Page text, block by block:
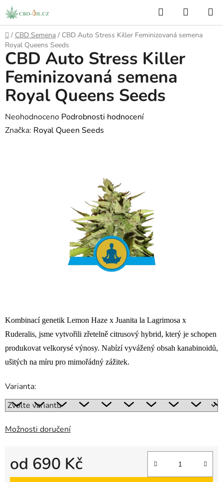
Přejít
na
obsah
Hledat
KOŠÍK
Domů
/ CBD Semena / CBD Auto Stress Killer Feminizovaná semena
Royal Queens Seeds
Kombinací genetik Lemon Haze x Juanita la Lagrimosa x
Ruderalis, jsme vytvořili zřetelně citrusový hybrid, který je schopen
produkovat velkorysé výnosy. Nabízí vyvážený obsah kanabinoidů,
ušitých na míru pro mimořádný zážitek.
Varianta:
Možnosti doručení
od 690 Kč
Měrná cena:
CBD Auto Stress Killer
Feminizovaná semena
Royal Queens Seeds
Průměrné
hodnocení
Neohodnoceno Podrobnosti hodnocení
Značka: Royal Queen Seeds